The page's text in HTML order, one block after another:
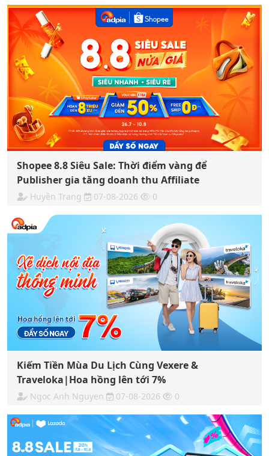
Shopee 8.8 Siêu Sale: Thời điểm vàng để
Publisher gia tăng doanh thu Affiliate
Huyền Trang 07-08-2026 0
Kiếm Tiền Mùa Du Lịch Cùng Vexere &
Traveloka|Hoa hồng lên tới 7%
Ngoc Anh Nguyen 07-08-2026 0